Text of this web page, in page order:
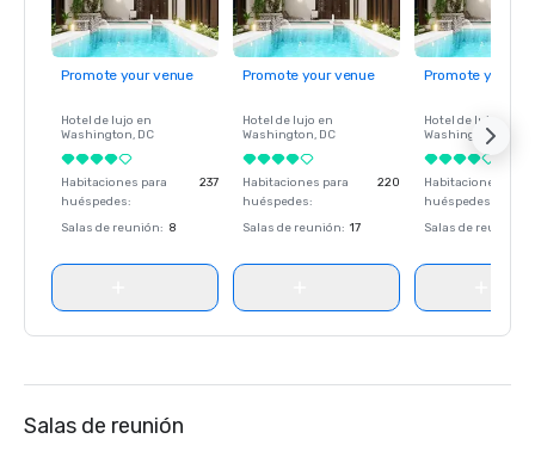
Promote your venue
Hotel de lujo en
Washington, DC
Habitaciones para
huéspedes:
237
Salas de reunión: 8
Promote your venue
Hotel de lujo en
Washington, DC
Habitaciones para
huéspedes:
220
Salas de reunión: 17
Promote your
Hotel de lujo en
Washington
Habitaciones para
huéspedes
Salas de reunión
Salas de reunión